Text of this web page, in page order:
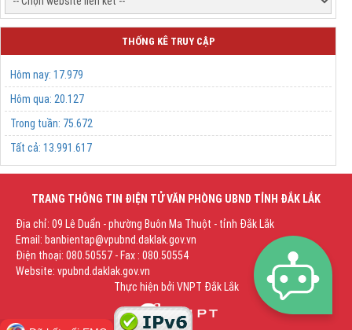
THỐNG KÊ TRUY CẬP
Hôm nay: 17.979
Hôm qua: 20.127
Trong tuần: 75.672
Tất cả: 13.991.617
TRANG THÔNG TIN ĐIỆN TỬ VĂN PHÒNG UBND TỈNH ĐẮK LẮK
Địa chỉ: 09 Lê Duẩn - phường Buôn Ma Thuột - tỉnh Đắk Lắk
Email: banbientap@vpubnd.daklak.gov.vn
Điện thoại: 080.50557 - Fax : 080.50554
Website: vpubnd.daklak.gov.vn
Thực hiện bởi VNPT Đắk Lắk